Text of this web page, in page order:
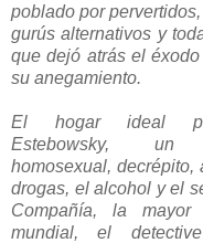
poblado por
gurús alternativos y
que dejó atrás el
su anegamiento.
El hogar ideal
Estebowsky, un
homosexual, decrépito,
drogas, el alcohol y el
Compañía, la mayor
mundial, el